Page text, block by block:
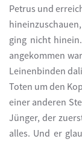
Petrus und
ging nicht
angekommen
Leinenbinden
Toten um den
einer anderen
Jünger, der
alles. Und er